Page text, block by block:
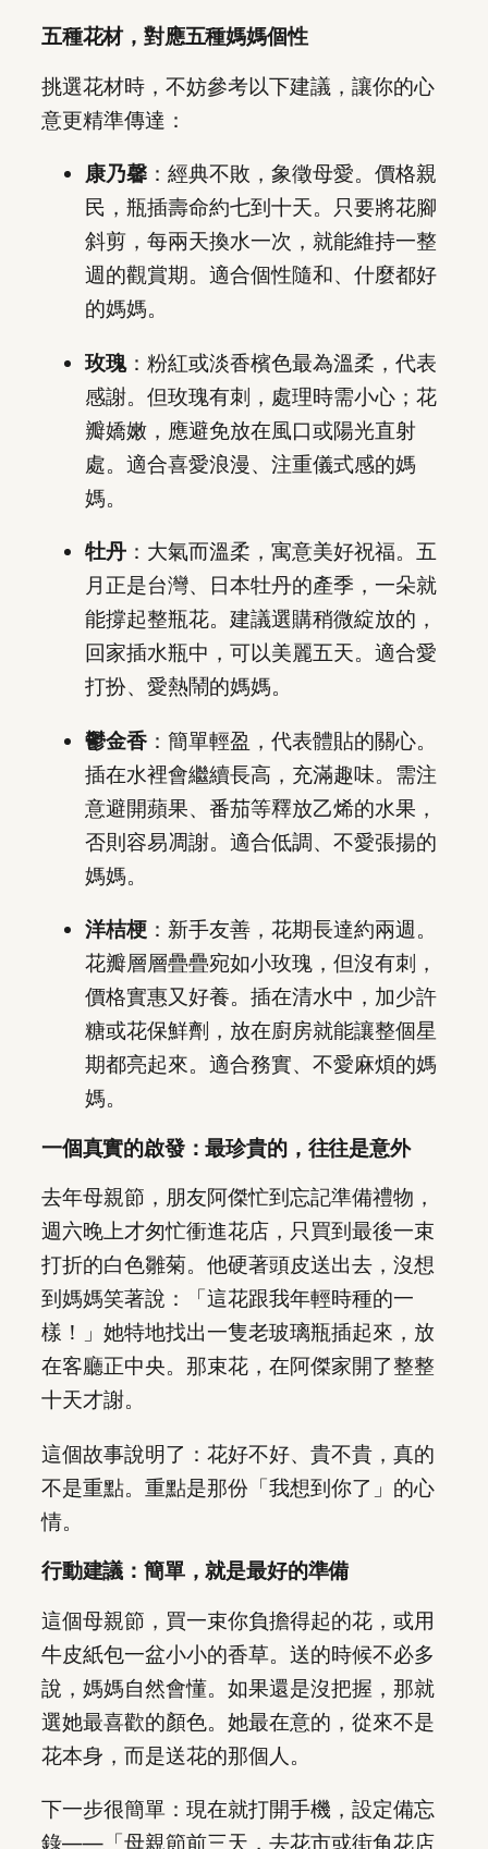
五種花材，對應五種媽媽個性
挑選花材時，不妨參考以下建議，讓你的心
意更精準傳達：
康乃馨 ：經典不敗，象徵母愛。價格親
民，瓶插壽命約七到十天。只要將花腳
斜剪，每兩天換水一次，就能維持一整
週的觀賞期。適合個性隨和、什麼都好
的媽媽。
玫瑰：粉紅或淡香檳色最為溫柔，代表
感謝。但玫瑰有刺，處理時需小心；花
瓣嬌嫩，應避免放在風口或陽光直射
處。適合喜愛浪漫、注重儀式感的媽
媽。
牡丹 ：大氣而溫柔，寓意美好祝福。五
月正是台灣、日本牡丹的產季，一朵就
能撐起整瓶花。建議選購稍微綻放的，
回家插水瓶中，可以美麗五天。適合愛
打扮、愛熱鬧的媽媽。
鬱金香：簡單輕盈，代表體貼的關心。
插在水裡會繼續長高，充滿趣味。需注
意避開蘋果、番茄等釋放乙烯的水果，
否則容易凋謝。適合低調、不愛張揚的
媽媽。
洋桔梗 ：新手友善，花期長達約兩週。
花瓣層層疊疊宛如小玫瑰，但沒有刺，
價格實惠又好養。插在清水中，加少許
糖或花保鮮劑，放在廚房就能讓整個星
期都亮起來。適合務實、不愛麻煩的媽
媽。
一個真實的啟發：最珍貴的，往往是意外
去年母親節，朋友阿傑忙到忘記準備禮物，
週六晚上才匆忙衝進花店，只買到最後一束
打折的白色雛菊。他硬著頭皮送出去，沒想
到媽媽笑著說：「這花跟我年輕時種的一
樣！」她特地找出一隻老玻璃瓶插起來，放
在客廳正中央。那束花，在阿傑家開了整整
十天才謝。
這個故事說明了：花好不好、貴不貴，真的
不是重點。重點是那份「我想到你了」的心
情。
行動建議：簡單，就是最好的準備
這個母親節，買一束你負擔得起的花，或用
牛皮紙包一盆小小的香草。送的時候不必多
說，媽媽自然會懂。如果還是沒把握，那就
選她最喜歡的顏色。她最在意的，從來不是
花本身，而是送花的那個人。
下一步很簡單：現在就打開手機，設定備忘
錄——「母親節前三天，去花市或街角花店